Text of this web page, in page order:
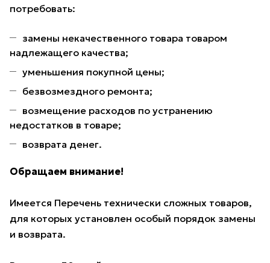
потребовать:
замены некачественного товара товаром
надлежащего качества;
уменьшения покупной цены;
безвозмездного ремонта;
возмещение расходов по устранению
недостатков в товаре;
возврата денег.
Обращаем внимание!
Имеется Перечень технически сложных товаров,
для которых установлен особый порядок замены
и возврата.